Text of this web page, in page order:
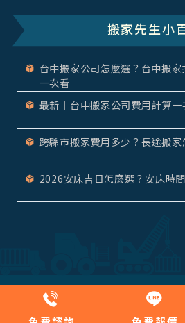
搬家先生小
台中搬家公司怎麼選？台中搬
一次看
最新｜台中搬家公司費用計算一
跨縣市搬家費用多少？長途搬
2026安床吉日怎麼選？安床時
精緻搬家 自助搬家
垃圾清運
吊車服務